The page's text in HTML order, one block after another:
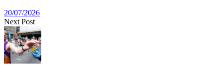
20/07/2026
Next Post